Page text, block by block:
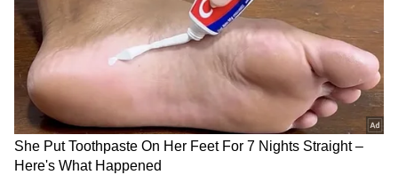
ಆಸೆಯಿಂದ 900 ಕಿ.ಮೀ
ಪ್ರಯಾಣಿಸಿದ ಅಪ್ರಾಪ್ತ, ಮಿಸ್ಸಿಂಗ್
ಹುಡುಗ ಏನಾದ?
ಮುಗಿಯುತ್ತಲೇ ಆ ಹುಡುಗಿಯ
ನೆನಪು ಶೇರ್​ ಮಾಡಿದ ಸುಬ್ಬು